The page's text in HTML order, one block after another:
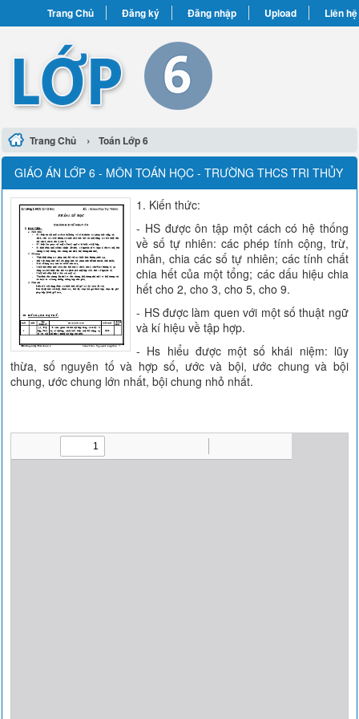
Trang Chủ Đăng ký Đăng nhập Upload Liên hệ
Trang Chủ › Toán Lớp 6
GIÁO ÁN LỚP 6 - MÔN TOÁN HỌC - TRƯỜNG THCS TRI THỦY
1. Kiến thức:
- HS được ôn tập một cách có hệ thống
về số tự nhiên: các phép tính cộng, trừ,
nhân, chia các số tự nhiên; các tính chất
chia hết của một tổng; các dấu hiệu chia
hết cho 2, cho 3, cho 5, cho 9.
- HS được làm quen với một số thuật ngữ
và kí hiệu về tập hợp.
- Hs hiểu được một số khái niệm: lũy
thừa, số nguyên tố và hợp số, ước và bội, ước chung và bội
chung, ước chung lớn nhất, bội chung nhỏ nhất.